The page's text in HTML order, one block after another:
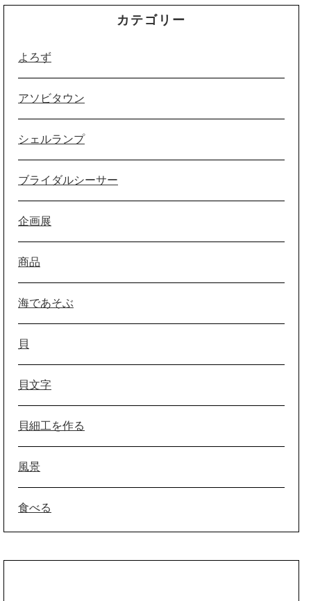
カテゴリー
よろず
アソビタウン
シェルランプ
ブライダルシーサー
企画展
商品
海であそぶ
貝
貝文字
貝細工を作る
風景
食べる